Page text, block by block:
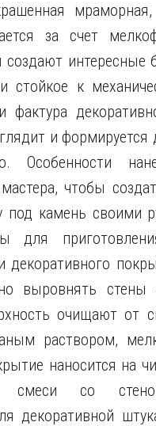
мраморная,
за счет
создают
стойкое к
и формируется
чтобы
под камень своими
для
декоративного
выровнять
очищают
раствором,
наносится на
смеси со
декоративной